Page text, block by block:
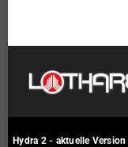
Hydra 2 - aktuelle